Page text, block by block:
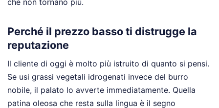
Perché il prezzo basso ti distrugge la
reputazione
Il cliente di oggi è molto più istruito di quanto si pensi.
Se usi grassi vegetali idrogenati invece del burro
nobile, il palato lo avverte immediatamente. Quella
patina oleosa che resta sulla lingua è il segno